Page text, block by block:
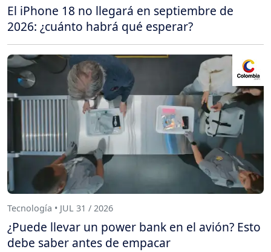
El iPhone 18 no llegará en septiembre de
2026: ¿cuánto habrá qué esperar?
Tecnología • JUL 31 / 2026
¿Puede llevar un power bank en el avión? Esto
debe saber antes de empacar